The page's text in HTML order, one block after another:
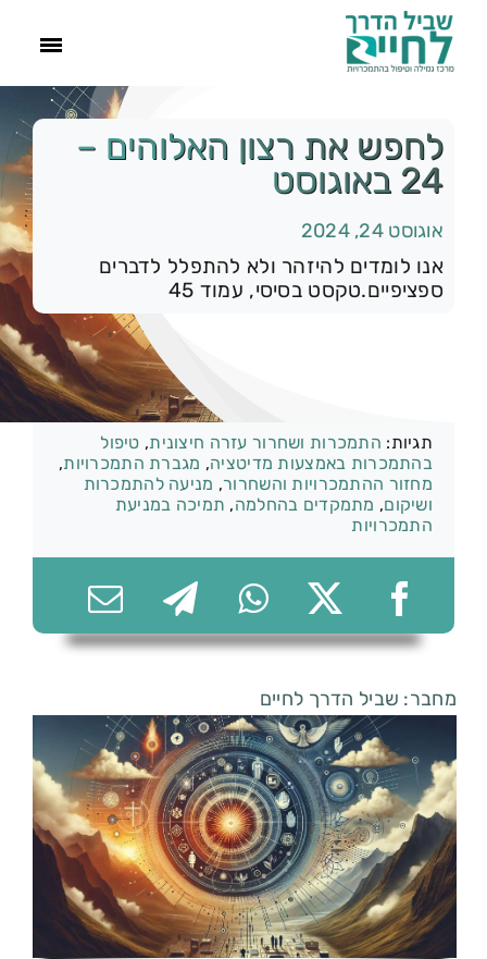
ראשי
הסיפור שלנו
התמכרויות
צור קשר
074-7361656
לחפש את רצון האלוהים –
24 באוגוסט
אוגוסט 24, 2024
אנו לומדים להיזהר ולא להתפלל לדברים
ספציפיים.טקסט בסיסי, עמוד 45
תגיות: התמכרות ושחרור עזרה חיצונית, טיפול
בהתמכרות באמצעות מדיטציה, מגברת התמכרויות,
מחזור ההתמכרויות והשחרור, מניעה להתמכרות
ושיקום, מתמקדים בהחלמה, תמיכה במניעת
התמכרויות
מחבר: שביל הדרך לחיים